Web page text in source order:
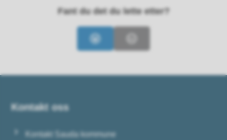
Fant du det du lette etter?
Ja Nei
Kontakt oss
Kontakt Sauda kommune